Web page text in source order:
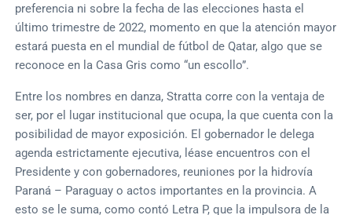
preferencia ni sobre la fecha de las elecciones hasta el
último trimestre de 2022, momento en que la atención mayor
estará puesta en el mundial de fútbol de Qatar, algo que se
reconoce en la Casa Gris como “un escollo”.
Entre los nombres en danza, Stratta corre con la ventaja de
ser, por el lugar institucional que ocupa, la que cuenta con la
posibilidad de mayor exposición. El gobernador le delega
agenda estrictamente ejecutiva, léase encuentros con el
Presidente y con gobernadores, reuniones por la hidrovía
Paraná – Paraguay o actos importantes en la provincia. A
esto se le suma, como contó Letra P, que la impulsora de la